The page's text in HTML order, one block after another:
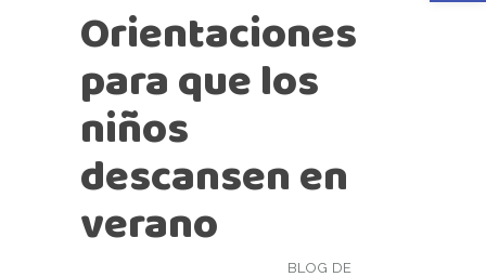
Orientaciones
para que los
niños
descansen en
verano
BLOG DE